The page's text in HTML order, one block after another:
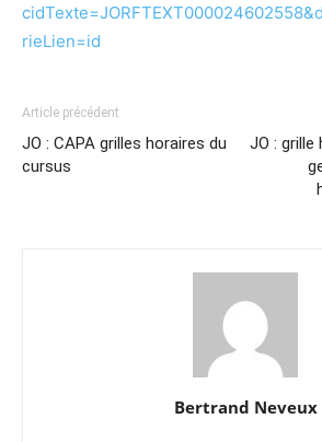
rieLien=id
Article précédent
JO : CAPA grilles horaires du
cursus
JO : grille
Bertrand Neveux